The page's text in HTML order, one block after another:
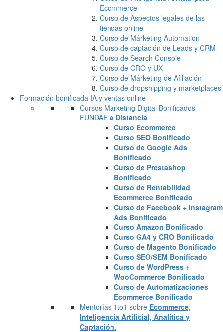
Ecommerce
Curso de Aspectos legales de las
tiendas online
Curso de Márketing Automation
Curso de captación de Leads y CRM
Curso de Search Console
Curso de CRO y UX
Curso de Márketing de Afiliación
Curso de dropshipping y marketplaces
Formación bonificada IA y ventas online
Cursos Marketing Digital Bonificados
FUNDAE a Distancia
Curso Ecommerce
Curso SEO Bonificado
Curso de Google Ads
Bonificado
Curso de Prestashop
Bonificado
Curso de Rentabilidad
Ecommerce Bonificado
Curso de Facebook + Instagram
Ads Bonificado
Curso Amazon Bonificado
Curso GA4 y CRO Bonificado
Curso de Magento Bonificado
Curso SEO/SEM Bonificado
Curso de WordPress +
WooCommerce Bonificado
Curso de Automatizaciones
Ecommerce Bonificado
Mentorías 1to1 sobre Ecommerce,
Inteligencia Artificial, Analítica y
Captación.